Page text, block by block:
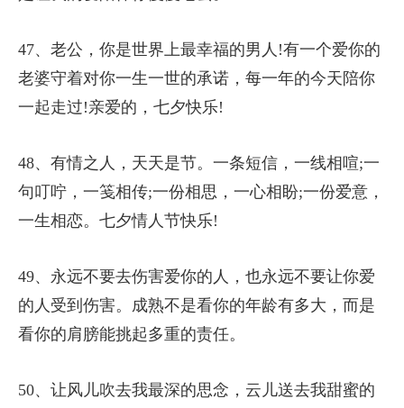
47、老公，你是世界上最幸福的男人!有一个爱你的
老婆守着对你一生一世的承诺，每一年的今天陪你
一起走过!亲爱的，七夕快乐!
48、有情之人，天天是节。一条短信，一线相喧;一
句叮咛，一笺相传;一份相思，一心相盼;一份爱意，
一生相恋。七夕情人节快乐!
49、永远不要去伤害爱你的人，也永远不要让你爱
的人受到伤害。成熟不是看你的年龄有多大，而是
看你的肩膀能挑起多重的责任。
50、让风儿吹去我最深的思念，云儿送去我甜蜜的